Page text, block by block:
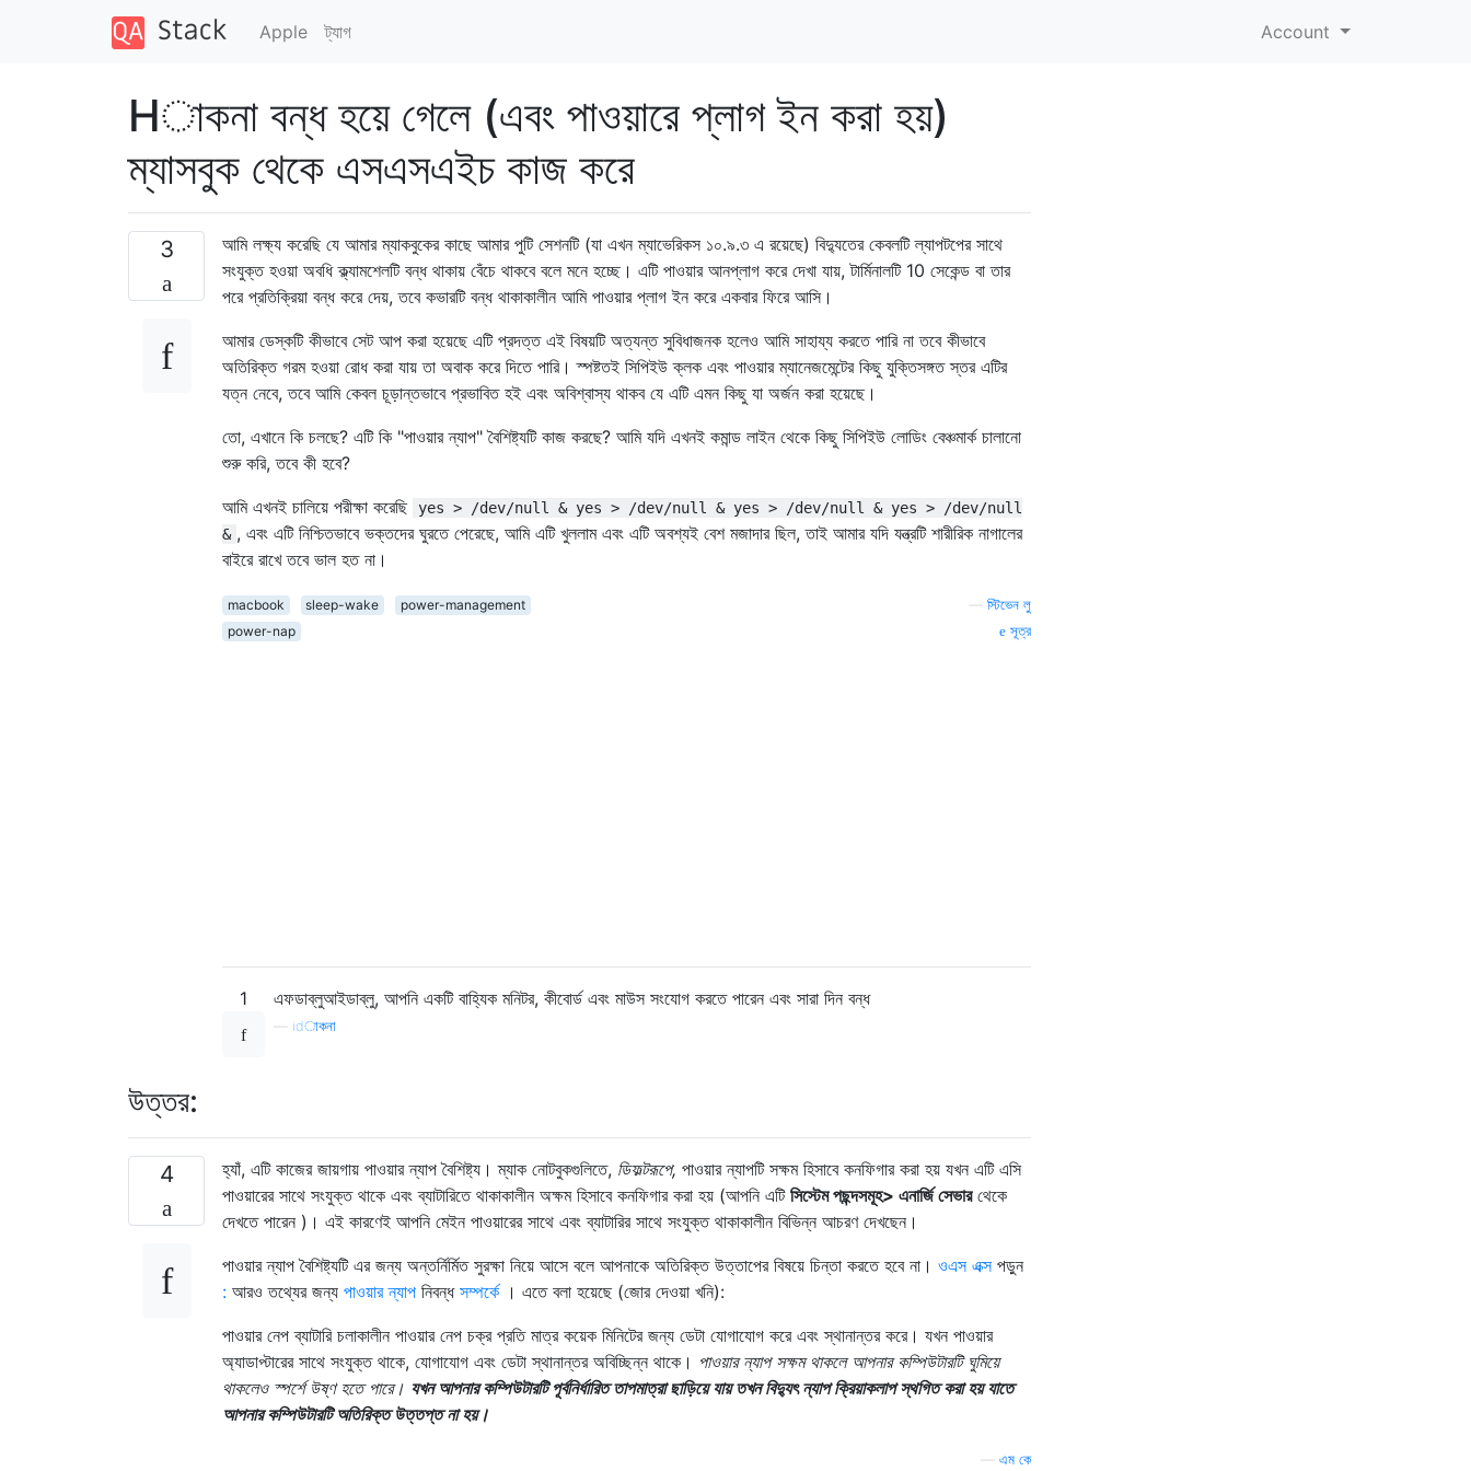
Apple ট্যাগ Account
Hাকনা বন্ধ হয়ে গেলে (এবং পাওয়ারে প্লাগ ইন করা হয়)
ম্যাসবুক থেকে এসএসএইচ কাজ করে
3
আমি লক্ষ্য করেছি যে আমার ম্যাকবুকের কাছে আমার পুটি সেশনটি (যা এখন ম্যাভেরিকস ১০.৯.৩ এ রয়েছে) বিদ্যুতের কেবলটি ল্যাপটপের সাথে
সংযুক্ত হওয়া অবধি ক্ল্যামশেলটি বন্ধ থাকায় বেঁচে থাকবে বলে মনে হচ্ছে। এটি পাওয়ার আনপ্লাগ করে দেখা যায়, টার্মিনালটি 10 ​​সেকেন্ড বা তার
পরে প্রতিক্রিয়া বন্ধ করে দেয়, তবে কভারটি বন্ধ থাকাকালীন আমি পাওয়ার প্লাগ ইন করে একবার ফিরে আসি।
আমার ডেস্কটি কীভাবে সেট আপ করা হয়েছে এটি প্রদত্ত এই বিষয়টি অত্যন্ত সুবিধাজনক হলেও আমি সাহায্য করতে পারি না তবে কীভাবে
অতিরিক্ত গরম হওয়া রোধ করা যায় তা অবাক করে দিতে পারি। স্পষ্টতই সিপিইউ ক্লক এবং পাওয়ার ম্যানেজমেন্টের কিছু যুক্তিসঙ্গত স্তর এটির
যত্ন নেবে, তবে আমি কেবল চূড়ান্তভাবে প্রভাবিত হই এবং অবিশ্বাস্য থাকব যে এটি এমন কিছু যা অর্জন করা হয়েছে।
তো, এখানে কি চলছে? এটি কি "পাওয়ার ন্যাপ" বৈশিষ্ট্যটি কাজ করছে? আমি যদি এখনই কমান্ড লাইন থেকে কিছু সিপিইউ লোডিং বেঞ্চমার্ক চালানো
শুরু করি, তবে কী হবে?
আমি এখনই চালিয়ে পরীক্ষা করেছি
yes > /dev/null & yes > /dev/null & yes > /dev/null & yes > /dev/null
& , এবং এটি নিশ্চিতভাবে ভক্তদের ঘুরতে পেরেছে, আমি এটি খুললাম এবং এটি অবশ্যই বেশ মজাদার ছিল, তাই আমার যদি যন্ত্রটি শারীরিক নাগালের
বাইরে রাখে তবে ভাল হত না।
macbook sleep-wake
power-management
power-nap
স্টিভেন লু
সূত্র
1 এফডাব্লুআইডাব্লু, আপনি একটি বাহ্যিক মনিটর, কীবোর্ড এবং মাউস সংযোগ করতে পারেন এবং সারা দিন বন্ধ
idাকনা
উত্তর:
4 হ্যাঁ, এটি কাজের জায়গায় পাওয়ার ন্যাপ বৈশিষ্ট্য। ম্যাক নোটবুকগুলিতে, ডিফল্টরূপে, পাওয়ার ন্যাপটি সক্ষম হিসাবে কনফিগার করা হয় যখন এটি এসি
পাওয়ারের সাথে সংযুক্ত থাকে এবং ব্যাটারিতে থাকাকালীন অক্ষম হিসাবে কনফিগার করা হয় (আপনি এটি সিস্টেম পছন্দসমূহ> এনার্জি সেভারথেকে
দেখতে পারেন )। এই কারণেই আপনি মেইন পাওয়ারের সাথে এবং ব্যাটারির সাথে সংযুক্ত থাকাকালীন বিভিন্ন আচরণ দেখছেন।
পাওয়ার ন্যাপ বৈশিষ্ট্যটি এর জন্য অন্তর্নির্মিত সুরক্ষা নিয়ে আসে বলে আপনাকে অতিরিক্ত উত্তাপের বিষয়ে চিন্তা করতে হবে না। ওএস এক্সপড়ুন
: আরও তথ্যের জন্য পাওয়ার ন্যাপ নিবন্ধ সম্পর্কে। এতে বলা হয়েছে (জোর দেওয়া খনি):
পাওয়ার নেপ ব্যাটারি চলাকালীন পাওয়ার নেপ চক্র প্রতি মাত্র কয়েক মিনিটের জন্য ডেটা যোগাযোগ করে এবং স্থানান্তর করে। যখন পাওয়ার
অ্যাডাপ্টারের সাথে সংযুক্ত থাকে, যোগাযোগ এবং ডেটা স্থানান্তর অবিচ্ছিন্ন থাকে। পাওয়ার ন্যাপ সক্ষম থাকলে আপনার কম্পিউটারটি ঘুমিয়ে
থাকলেও স্পর্শে উষ্ণ হতে পারে। যখন আপনার কম্পিউটারটি পূর্বনির্ধারিত তাপমাত্রা ছাড়িয়ে যায় তখন বিদ্যুৎ ন্যাপ ক্রিয়াকলাপ স্থগিত করা হয় যাতে
আপনার কম্পিউটারটি অতিরিক্ত উত্তপ্ত না হয়।
এম কে